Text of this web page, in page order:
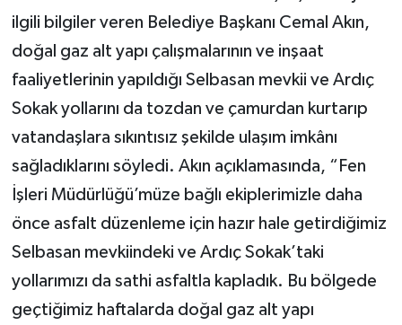
ilgili bilgiler veren Belediye Başkanı Cemal Akın,
doğal gaz alt yapı çalışmalarının ve inşaat
faaliyetlerinin yapıldığı Selbasan mevkii ve Ardıç
Sokak yollarını da tozdan ve çamurdan kurtarıp
vatandaşlara sıkıntısız şekilde ulaşım imkânı
sağladıklarını söyledi. Akın açıklamasında, “Fen
İşleri Müdürlüğü’müze bağlı ekiplerimizle daha
önce asfalt düzenleme için hazır hale getirdiğimiz
Selbasan mevkiindeki ve Ardıç Sokak’taki
yollarımızı da sathi asfaltla kapladık. Bu bölgede
geçtiğimiz haftalarda doğal gaz alt yapı